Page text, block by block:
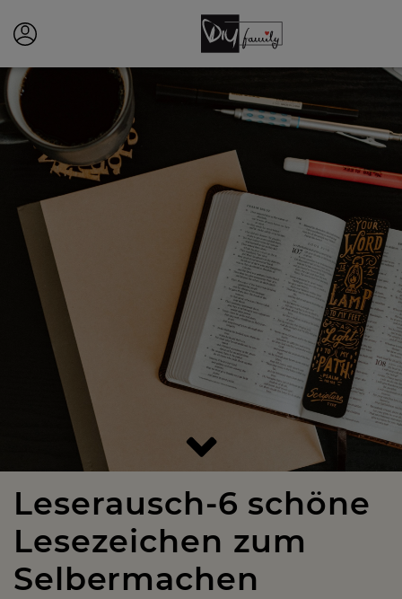
Leserausch-6 schöne
Lesezeichen zum
Selbermachen